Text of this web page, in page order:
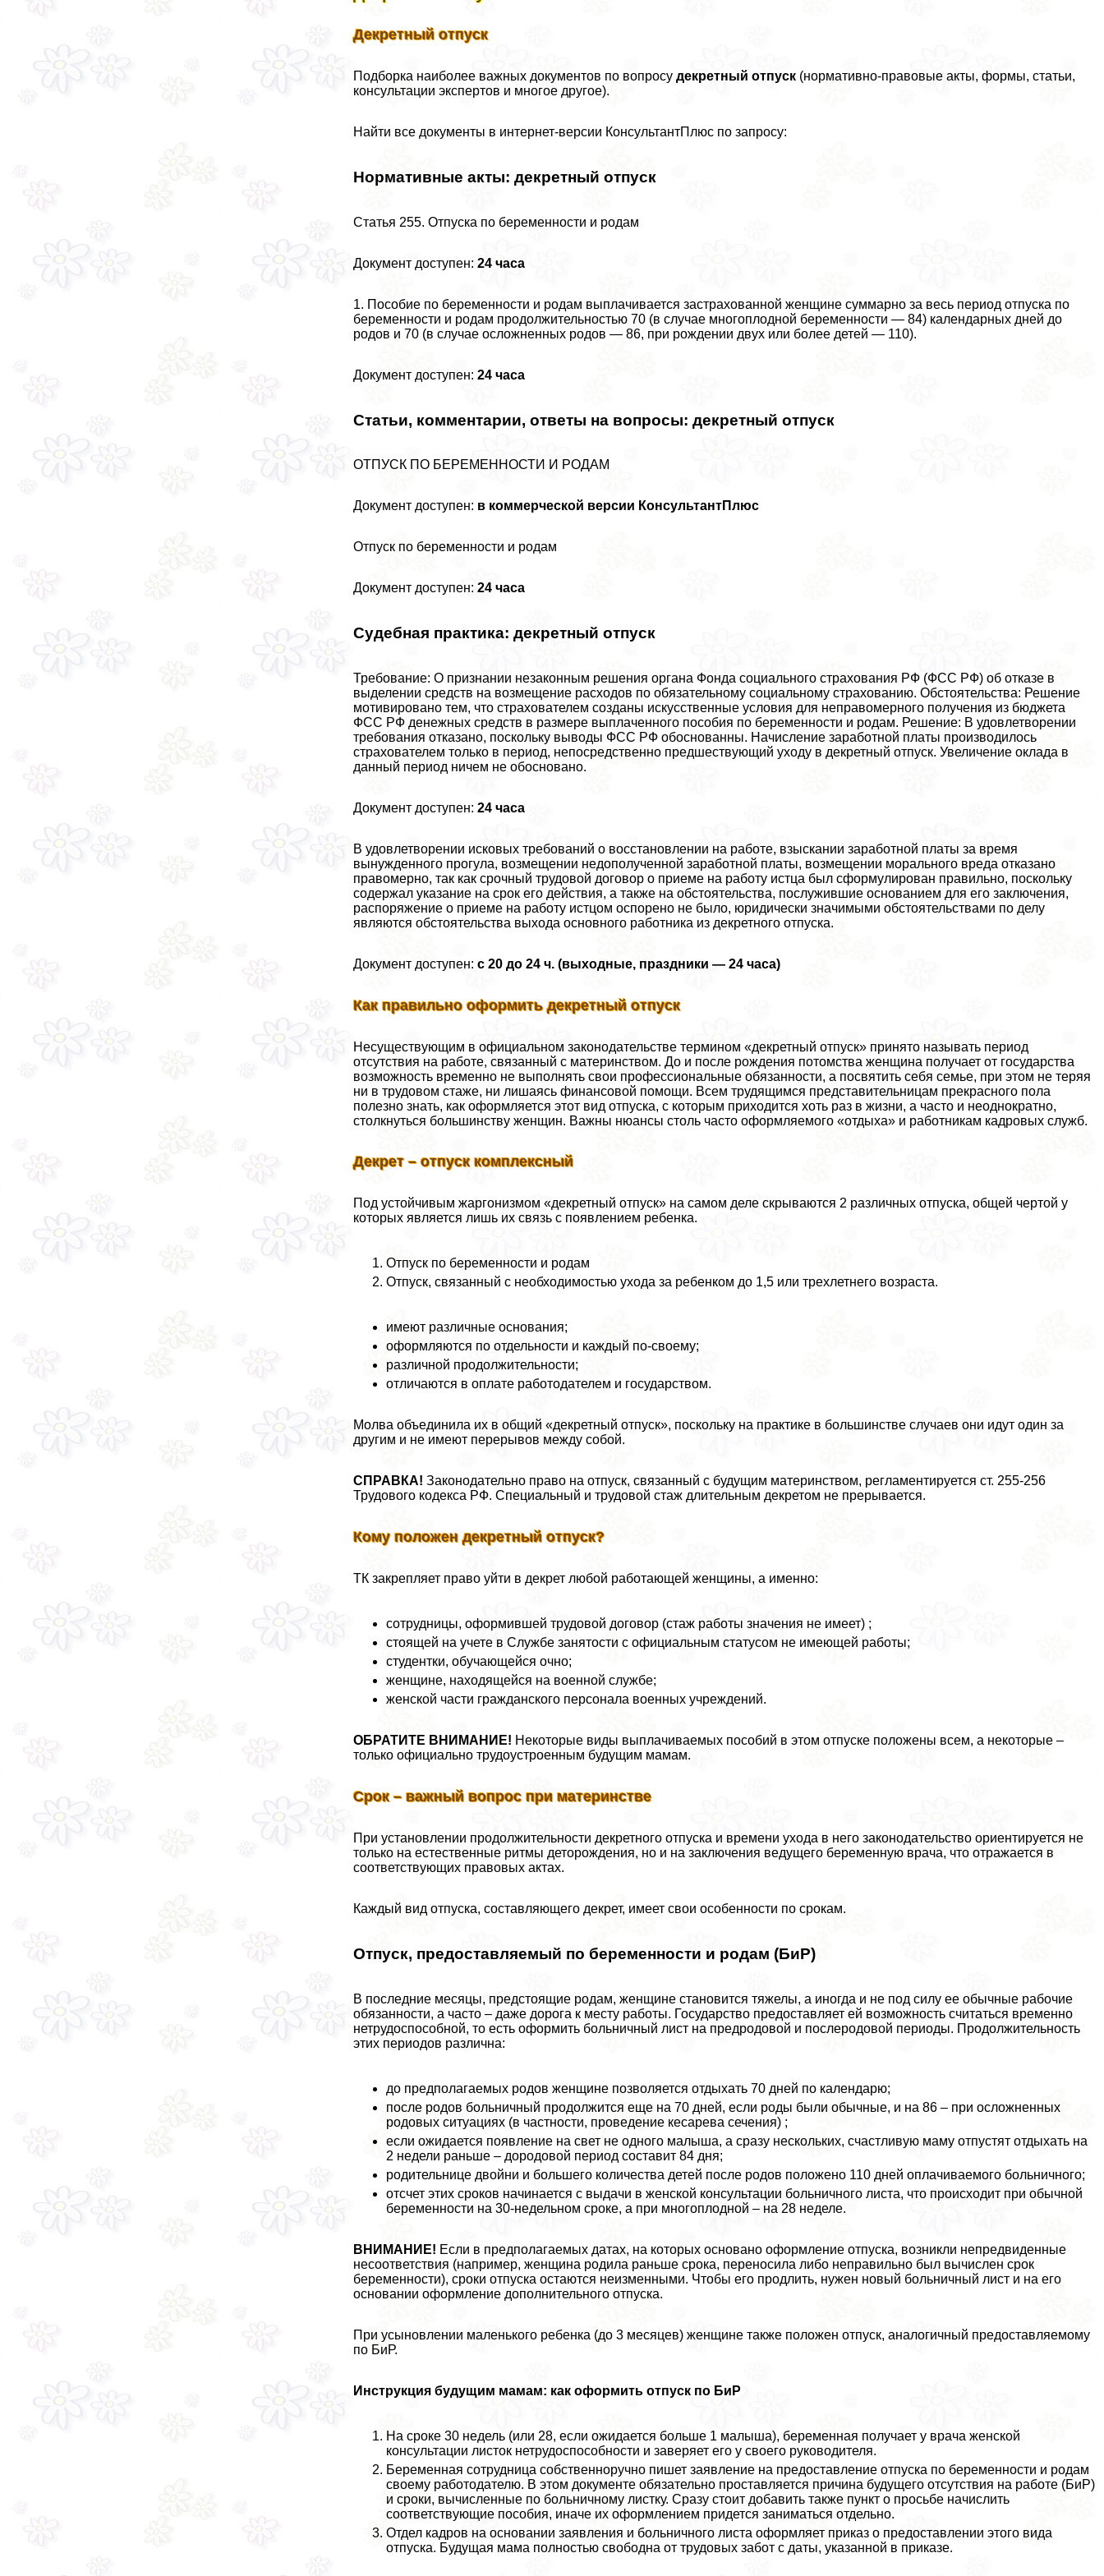
Декретный отпуск
Подборка наиболее важных документов по вопросудекретный отпуск (нормативно-правовые акты, формы, статьи,
консультации экспертов и многое другое).
Найти все документы в интернет-версии КонсультантПлюс по запросу:
Нормативные акты: декретный отпуск
Статья 255. Отпуска по беременности и родам
Документ доступен:24 часа
1. Пособие по беременности и родам выплачивается застрахованной женщине суммарно за весь период отпуска по
беременности и родам продолжительностью 70 (в случае многоплодной беременности — 84) календарных дней до
родов и 70 (в случае осложненных родов — 86, при рождении двух или более детей — 110).
Документ доступен:24 часа
Статьи, комментарии, ответы на вопросы: декретный отпуск
ОТПУСК ПО БЕРЕМЕННОСТИ И РОДАМ
Документ доступен: в коммерческой версии КонсультантПлюс
Отпуск по беременности и родам
Документ доступен:24 часа
Судебная пpaктика: декретный отпуск
Требование: О признании незаконным решения органа Фонда социального страхования РФ (ФСС РФ) об отказе в
выделении средств на возмещение расходов по обязательному социальному страхованию. Обстоятельства: Решение
мотивировано тем, что страхователем созданы искусственные условия для неправомерного получения из бюджета
ФСС РФ денежных средств в размере выплаченного пособия по беременности и родам. Решение: В удовлетворении
требования отказано, поскольку выводы ФСС РФ обоснованны. Начисление заработной платы производилось
страхователем только в период, непосредственно предшествующий уходу в декретный отпуск. Увеличение оклада в
данный период ничем не обосновано.
Документ доступен:24 часа
В удовлетворении исковых требований о восстановлении на работе, взыскании заработной платы за время
вынужденного прогула, возмещении недополученной заработной платы, возмещении мopaльного вреда отказано
правомерно, так как срочный трудовой договор о приеме на работу истца был сформулирован правильно, поскольку
содержал указание на срок его действия, а также на обстоятельства, послужившие основанием для его заключения,
распоряжение о приеме на работу истцом оспорено не было, юридически значимыми обстоятельствами по делу
являются обстоятельства выхода основного работника из декретного отпуска.
Документ доступен:с 20 до 24 ч. (выходные, праздники — 24 часа)
Как правильно оформить декретный отпуск
Несуществующим в официальном законодательстве термином «декретный отпуск» принято называть период
отсутствия на работе, связанный с материнством. До и после рождения потомства женщина получает от государства
возможность временно не выполнять свои профессиональные обязанности, а посвятить себя семье, при этом не теряя
ни в трудовом стаже, ни лишаясь финансовой помощи. Всем трудящимся представительницам прекрасного пола
полезно знать, как оформляется этот вид отпуска, с которым приходится хоть раз в жизни, а часто и неоднократно,
столкнуться большинству женщин. Важны нюансы столь часто оформляемого «отдыха» и работникам кадровых служб.
Декрет – отпуск комплексный
Под устойчивым жаргонизмом «декретный отпуск» на самом деле скрываются 2 различных отпуска, общей чертой у
которых является лишь их связь с появлением ребенка.
Отпуск по беременности и родам
Отпуск, связанный с необходимостью ухода за ребенком до 1,5 или трехлетнего возраста.
имеют различные основания;
оформляются по отдельности и каждый по-своему;
различной продолжительности;
отличаются в оплате работодателем и государством.
Молва объединила их в общий «декретный отпуск», поскольку на пpaктике в большинстве случаев они идут один за
другим и не имеют перерывов между собой.
СПРАВКА! Законодательно право на отпуск, связанный с будущим материнством, регламентируется ст. 255-256
Трудового кодекса РФ. Специальный и трудовой стаж длительным декретом не прерывается.
Кому положен декретный отпуск?
ТК закрепляет право уйти в декрет любой работающей женщины, а именно:
сотрудницы, оформившей трудовой договор (стаж работы значения не имеет) ;
стоящей на учете в Службе занятости с официальным статусом не имеющей работы;
студентки, обучающейся очно;
женщине, находящейся на военной службе;
женской части гражданского персонала военных учреждений.
ОБРАТИТЕ ВНИМАНИЕ! Некоторые виды выплачиваемых пособий в этом отпуске положены всем, а некоторые –
только официально трудоустроенным будущим мамам.
Срок – важный вопрос при материнстве
При установлении продолжительности декретного отпуска и времени ухода в него законодательство ориентируется не
только на естественные ритмы деторождения, но и на заключения ведущего беременную врача, что отражается в
соответствующих правовых актах.
Каждый вид отпуска, составляющего декрет, имеет свои особенности по срокам.
Отпуск, предоставляемый по беременности и родам (БиР)
В последние месяцы, предстоящие родам, женщине становится тяжелы, а иногда и не под силу ее обычные рабочие
обязанности, а часто – даже дорога к месту работы. Государство предоставляет ей возможность считаться временно
нетрудоспособной, то есть оформить больничный лист на предродовой и послеродовой периоды. Продолжительность
этих периодов различна:
до предполагаемых родов женщине позволяется отдыхать 70 дней по календарю;
после родов больничный продолжится еще на 70 дней, если роды были обычные, и на 86 – при осложненных
родовых ситуациях (в частности, проведение кесарева сечения) ;
если ожидается появление на свет не одного малыша, а сразу нескольких, счастливую маму отпустят отдыхать на
2 недели раньше – дородовой период составит 84 дня;
родительнице двойни и большего количества детей после родов положено 110 дней оплачиваемого больничного;
отсчет этих сроков начинается с выдачи в женской консультации больничного листа, что происходит при обычной
беременности на 30-недельном сроке, а при многоплодной – на 28 неделе.
ВНИМАНИЕ! Если в предполагаемых датах, на которых основано оформление отпуска, возникли непредвиденные
несоответствия (например, женщина родила раньше срока, переносила либо неправильно был вычислен срок
беременности), сроки отпуска остаются неизменными. Чтобы его продлить, нужен новый больничный лист и на его
основании оформление дополнительного отпуска.
При усыновлении маленького ребенка (до 3 месяцев) женщине также положен отпуск, аналогичный предоставляемому
по БиР.
Инструкция будущим мамам: как оформить отпуск по БиР
На сроке 30 недель (или 28, если ожидается больше 1 малыша), беременная получает у врача женской
консультации листок нетрудоспособности и заверяет его у своего руководителя.
Беременная сотрудница собственноручно пишет заявление на предоставление отпуска по беременности и родам
своему работодателю. В этом документе обязательно проставляется причина будущего отсутствия на работе (БиР)
и сроки, вычисленные по больничному листку. Сразу стоит добавить также пункт о просьбе начислить
соответствующие пособия, иначе их оформлением придется заниматься отдельно.
Отдел кадров на основании заявления и больничного листа оформляет приказ о предоставлении этого вида
отпуска. Будущая мама полностью свободна от трудовых забот с даты, указанной в приказе.